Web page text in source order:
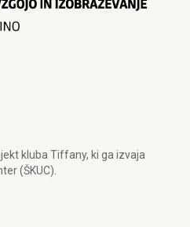
kluba Tiffany, ki ga izvaja
(ŠKUC).